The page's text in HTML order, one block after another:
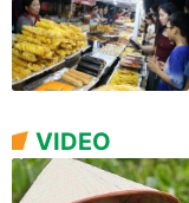
VIDEO